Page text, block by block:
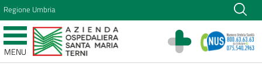
Vai ai contenuti
Vai al menu di navigazione
Vai al footer
Regione Umbria
MENU
Azienda Ospedaliera Santa Maria di Terni
Sito Istituzionale